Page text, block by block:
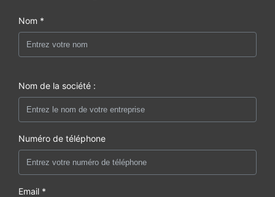
Nom *
Nom de la société :
Numéro de téléphone
Email *